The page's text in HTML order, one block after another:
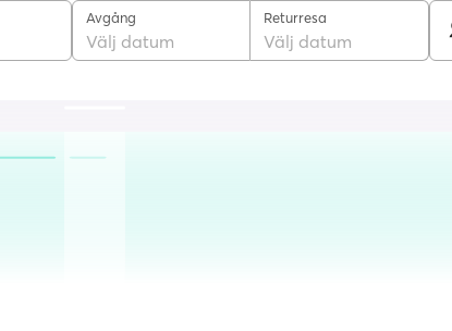
Avgång
Välj datum
Returresa
Välj datum